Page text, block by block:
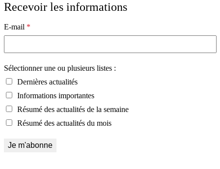
Recevoir les informations
E-mail *
Sélectionner une ou plusieurs listes :
Dernières actualités
Informations importantes
Résumé des actualités de la semaine
Résumé des actualités du mois